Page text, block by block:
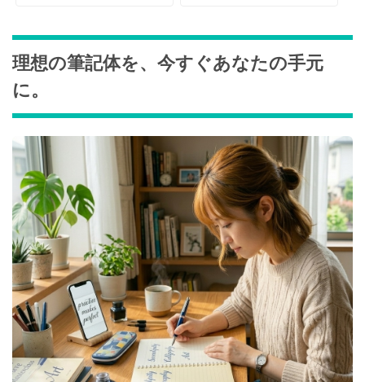
理想の筆記体を、今すぐあなたの手元
に。